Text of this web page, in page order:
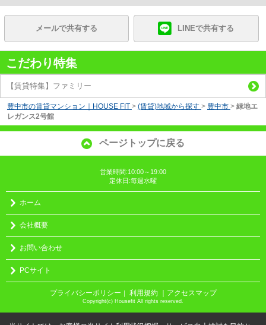
メールで共有する LINEで共有する
こだわり特集
【賃貸特集】ファミリー
豊中市の賃貸マンション｜HOUSE FIT > (賃貸)地域から探す > 豊中市 > 緑地エ
レガンス2号館
ページトップに戻る
営業時間:10:00～19:00
定休日:毎週水曜
ホーム
会社概要
お問い合わせ
PCサイト
プライバシーポリシー 利用規約 ｜アクセスマップ
Copyright(c) Housefit All rights reserved.